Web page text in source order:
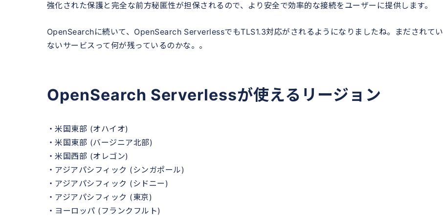
強化された保護と完全な前方秘匿性が担保されるので、より安全で効率的な接続をユーザーに提供します。
OpenSearchに続いて、OpenSearch ServerlessでもTLS1.3対応がされるようになりましたね。まだされてい
ないサービスって何が残っているのかな。。
OpenSearch Serverlessが使えるリージョン
・米国東部 (オハイオ)
・米国東部 (バージニア北部)
・米国西部 (オレゴン)
・アジアパシフィック (シンガポール)
・アジアパシフィック (シドニー)
・アジアパシフィック (東京)
・ヨーロッパ (フランクフルト)